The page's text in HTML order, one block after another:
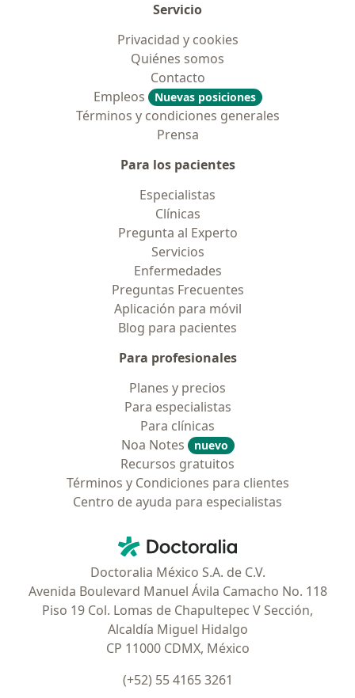
Servicio
Privacidad y cookies
Quiénes somos
Contacto
Empleos
Nuevas posiciones
Términos y condiciones generales
Prensa
Para los pacientes
Especialistas
Clínicas
Pregunta al Experto
Servicios
Enfermedades
Preguntas Frecuentes
Aplicación para móvil
Blog para pacientes
Para profesionales
Planes y precios
Para especialistas
Para clínicas
Noa Notes
nuevo
Recursos gratuitos
Términos y Condiciones para clientes
Centro de ayuda para especialistas
Doctoralia - Página de inicio
Doctoralia México S.A. de C.V.
Avenida Boulevard Manuel Ávila Camacho No. 118
Piso 19 Col. Lomas de Chapultepec V Sección,
Alcaldía Miguel Hidalgo
CP 11000 CDMX, México
(+52) 55 4165 3261